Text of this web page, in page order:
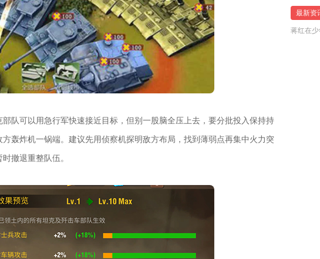
队可以用急行军快速接近目标，但别一股脑全压上去，要分批投入保持持
轰炸机一锅端。建议先用侦察机探明敌方布局，找到薄弱点再集中火力突
撤退重整队伍。
最新资